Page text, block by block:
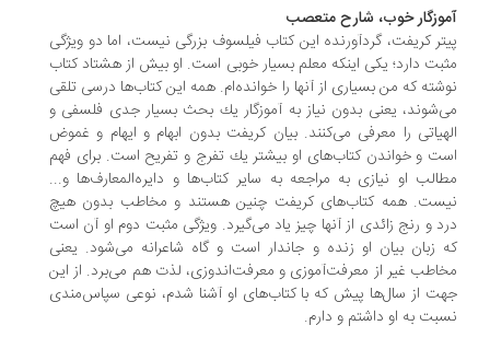
خوب، شارح متعصب
كریفت، گردآورنده این كتاب فیلسوف بزرگی نیست، اما دو ویژگی
دارد؛ یكی اینكه معلم بسیار خوبی است. او بیش از هشتاد كتاب
كه من بسیاری از آنها را خوانده‌ام. همه این كتاب‌ها درسی تلقی
یعنی بدون نیاز به آموزگار یك بحث بسیار جدی فلسفی و
را معرفی می‌كنند. بیان كریفت بدون ابهام و ایهام و غموض
و خواندن كتاب‌های او بیشتر یك تفرج و تفریح است. برای فهم
او نیازی به مراجعه به سایر كتاب‌ها و دایره‌المعارف‌ها و...
همه كتاب‌های كریفت چنین هستند و مخاطب بدون هیچ
و رنج زائدی از آنها چیز یاد می‌گیرد. ویژگی مثبت دوم او آن است
زبان بیان او زنده و جاندار است و گاه شاعرانه می‌شود. یعنی
غیر از معرفت‌آموزی و معرفت‌اندوزی، لذت هم می‌برد. از این
از سال‌ها پیش كه با كتاب‌های او آشنا شدم، نوعی سپاس‌مندی
به او داشتم و دارم.